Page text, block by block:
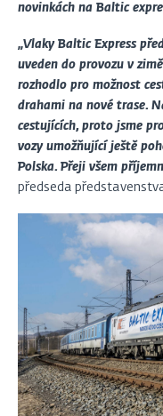
novinkách na Baltic
„Vlaky Baltic Express
uveden do provozu v
rozhodlo pro možnost
drahami na nové trase.
cestujících, proto jsme
vozy umožňující ještě
Polska. Přeji všem
předseda